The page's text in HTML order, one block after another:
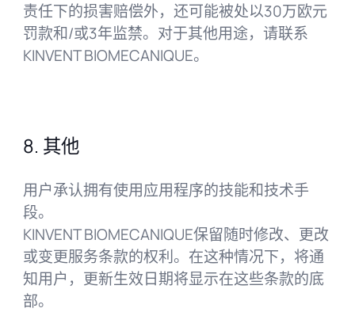
责任下的损害赔偿外，还可能被处以30万欧元
罚款和/或3年监禁。对于其他用途，请联系
KINVENT BIOMECANIQUE。
8. 其他
用户承认拥有使用应用程序的技能和技术手
段。
KINVENT BIOMECANIQUE保留随时修改、更改
或变更服务条款的权利。在这种情况下，将通
知用户，更新生效日期将显示在这些条款的底
部。